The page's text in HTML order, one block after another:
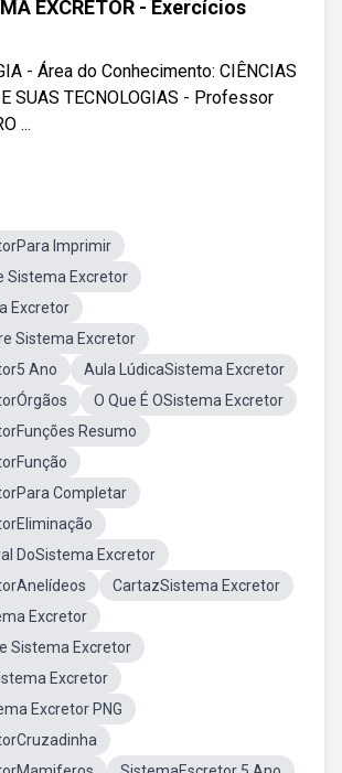
EXCRETOR - Exercícios
- Área do Conhecimento: CIÊNCIAS
SUAS TECNOLOGIAS - Professor
...
Imprimir
Sistema Excretor
Excretor
Sistema Excretor
Ano
Aula LúdicaSistema Excretor
O Que É OSistema Excretor
Resumo
Completar
DoSistema Excretor
CartazSistema Excretor
Excretor
Sistema Excretor
Excretor
Excretor PNG